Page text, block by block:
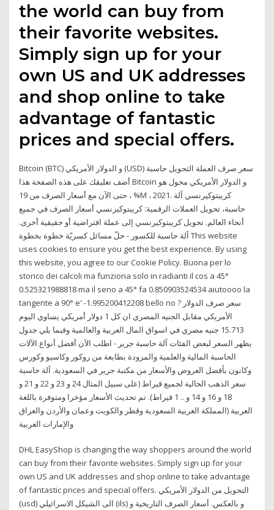
the world can buy from
their favorite websites.
Simply sign up for your
own US and UK addresses
and shop online to take
advantage of fantastic
prices and special offers.
Bitcoin (BTC) و الدولار الأمريكي (USD) سعر صرف العملة التحويل حاسبة
أضف تعليقك على هذه الصفحة هذا Bitcoin و الدولار الأمريكي محول هو
حتى الآن مع أسعار الصرف من 19 ، %M ، 2021. كريبتوكيرنسي آلة
حاسبة، تحويل العملات الرقمية: كريبتوكيرنسي أسعار الصرف في جميع
أنحاء العالم. تحويل كريبتوكيرنسي إلى عملة افتراضية أو حقيقية أخرى.
آلة حاسبة للكسور - حلّ مسائل كسريّة خطوة بخطوة This website
uses cookies to ensure you get the best experience. By using
this website, you agree to our Cookie Policy. Buona per lo
storico dei calcoli ma funziona solo in radianti il cos a 45°
0.525321988818 ma il seno a 45° fa 0.850903524534 aiutoooo la
tangente a 90° e' -1.995200412208 bello no ? سعر صرف الدولار
الأمريكي مقابل الجنيه المصري ان كل 1 دولار أمريكي يساوي اليوم
15.713 جنيه مصري في اسواق المال العربية والعالمية وفيما يلي جدول
يظهر السعر لبعض الفئات آلة حاسبة جرير - اطلب الآن أفضل أنواع الآلات
الحاسبة المالية والعلمية والمزودة بطابعة من روكور وكاسيو وكورس
وكانون بأفضل العروض والأسعار من مكتبة جرير في السعودية. آلة حاسبة
سعر الذهب الحالية لجميع قيراط (على سبيل المثال 24 و 23 و 22 و 21 و
18 و 16 و 14 و .. 1 قيراط). تم تحديث الأسعار مؤخرا ومتوفرة باللغة
العربية (المملكة العربية السعودية وقطر والكويت وعمان والأردن والعراق
والإمارات العربية
DHL EasyShop is changing the way shoppers around the world
can buy from their favorite websites. Simply sign up for your
own US and UK addresses and shop online to take advantage
of fantastic prices and special offers. التحويل من الدولار الأمريكي
(usd) الى الشيكل الاسرائيلي (ils) و بالعكس. أسعار الصرف التاريخية و